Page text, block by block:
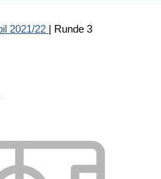
2021/22 | Runde 3